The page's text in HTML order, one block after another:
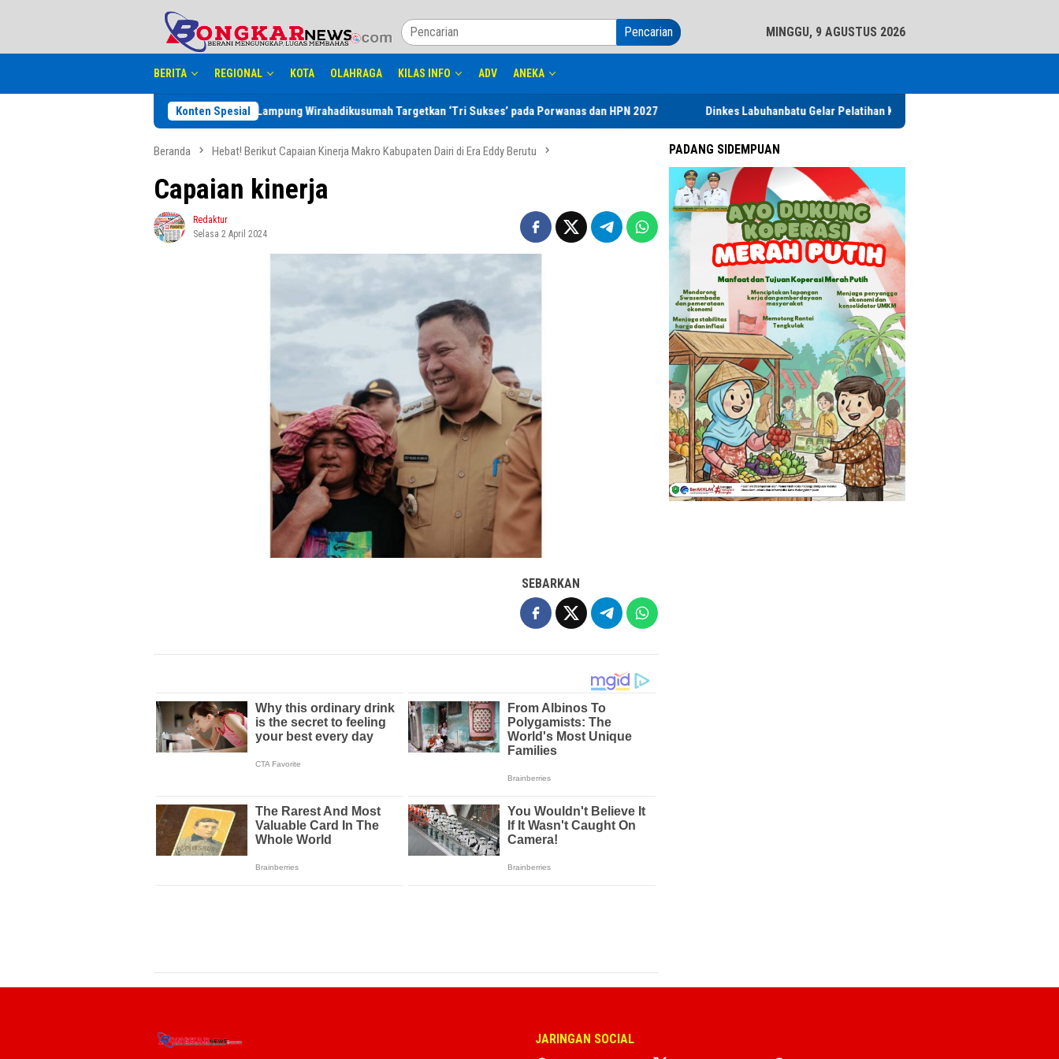
Pencarian MINGGU, 9 AGUSTUS 2026
BERITA REGIONAL KOTA OLAHRAGA KILAS INFO ADV ANEKA
Konten Spesial
Ketua PWI Lampung Wirahadikusumah Targetkan ‘Tri Sukses’ pada Porwanas dan HPN 2027 Dinkes Labuhanbatu Gelar Pelatihan Keamanan Pangan, Perkuat Standar
Beranda Hebat! Berikut Capaian Kinerja Makro Kabupaten Dairi di Era Eddy Berutu
Capaian kinerja
Redaktur
Selasa 2 April 2024
SEBARKAN
PADANG SIDEMPUAN
JARINGAN SOCIAL